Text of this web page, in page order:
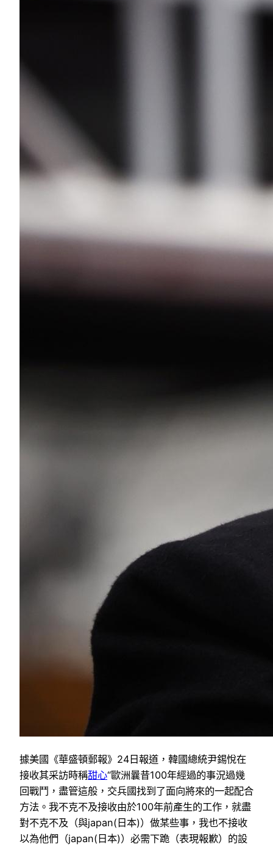
據美國《華盛頓郵報》24日報道，韓國總統尹錫悅在
接收其采訪時稱甜心“歐洲曩昔100年經過的事況過幾
回戰鬥，盡管這般，交兵國找到了面向將來的一起配合
方法。我不克不及接收由於100年前產生的工作，就盡
對不克不及（與japan(日本)）做某些事，我也不接收
以為他們（japan(日本)）必需下跪（表現報歉）的設